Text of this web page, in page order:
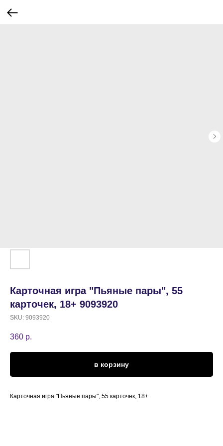
Карточная игра "Пьяные пары", 55
карточек, 18+ 9093920
SKU: 9093920
360 р.
в корзину
Карточная игра "Пьяные пары", 55 карточек, 18+